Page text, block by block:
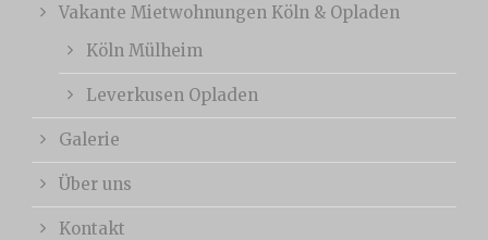
Vakante Mietwohnungen Köln & Opladen
Köln Mülheim
Leverkusen Opladen
Galerie
Über uns
Kontakt